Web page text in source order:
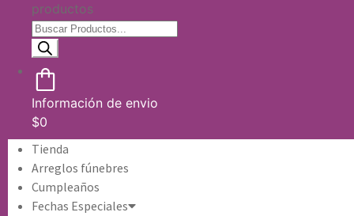
productos
Información de envio
$0
Tienda
Arreglos fúnebres
Cumpleaños
Fechas Especiales